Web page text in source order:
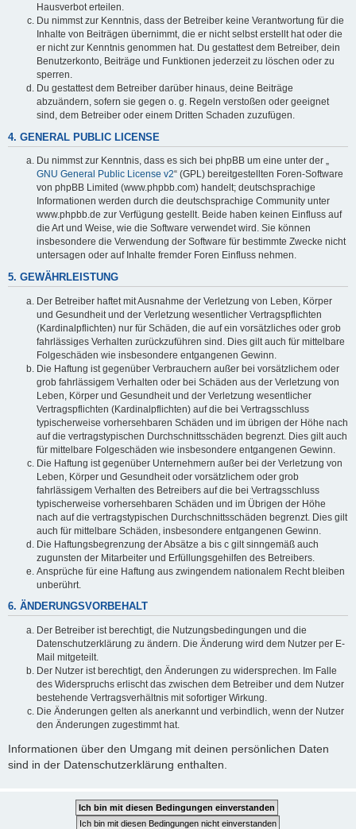
Hausverbot erteilen.
Du nimmst zur Kenntnis, dass der Betreiber keine Verantwortung für die
Inhalte von Beiträgen übernimmt, die er nicht selbst erstellt hat oder die
er nicht zur Kenntnis genommen hat. Du gestattest dem Betreiber, dein
Benutzerkonto, Beiträge und Funktionen jederzeit zu löschen oder zu
sperren.
Du gestattest dem Betreiber darüber hinaus, deine Beiträge
abzuändern, sofern sie gegen o. g. Regeln verstoßen oder geeignet
sind, dem Betreiber oder einem Dritten Schaden zuzufügen.
4. GENERAL PUBLIC LICENSE
Du nimmst zur Kenntnis, dass es sich bei phpBB um eine unter der „
GNU General Public License v2“ (GPL) bereitgestellten Foren-Software
von phpBB Limited (www.phpbb.com) handelt; deutschsprachige
Informationen werden durch die deutschsprachige Community unter
www.phpbb.de zur Verfügung gestellt. Beide haben keinen Einfluss auf
die Art und Weise, wie die Software verwendet wird. Sie können
insbesondere die Verwendung der Software für bestimmte Zwecke nicht
untersagen oder auf Inhalte fremder Foren Einfluss nehmen.
5. GEWÄHRLEISTUNG
Der Betreiber haftet mit Ausnahme der Verletzung von Leben, Körper
und Gesundheit und der Verletzung wesentlicher Vertragspflichten
(Kardinalpflichten) nur für Schäden, die auf ein vorsätzliches oder grob
fahrlässiges Verhalten zurückzuführen sind. Dies gilt auch für mittelbare
Folgeschäden wie insbesondere entgangenen Gewinn.
Die Haftung ist gegenüber Verbrauchern außer bei vorsätzlichem oder
grob fahrlässigem Verhalten oder bei Schäden aus der Verletzung von
Leben, Körper und Gesundheit und der Verletzung wesentlicher
Vertragspflichten (Kardinalpflichten) auf die bei Vertragsschluss
typischerweise vorhersehbaren Schäden und im übrigen der Höhe nach
auf die vertragstypischen Durchschnittsschäden begrenzt. Dies gilt auch
für mittelbare Folgeschäden wie insbesondere entgangenen Gewinn.
Die Haftung ist gegenüber Unternehmern außer bei der Verletzung von
Leben, Körper und Gesundheit oder vorsätzlichem oder grob
fahrlässigem Verhalten des Betreibers auf die bei Vertragsschluss
typischerweise vorhersehbaren Schäden und im Übrigen der Höhe
nach auf die vertragstypischen Durchschnittsschäden begrenzt. Dies gilt
auch für mittelbare Schäden, insbesondere entgangenen Gewinn.
Die Haftungsbegrenzung der Absätze a bis c gilt sinngemäß auch
zugunsten der Mitarbeiter und Erfüllungsgehilfen des Betreibers.
Ansprüche für eine Haftung aus zwingendem nationalem Recht bleiben
unberührt.
6. ÄNDERUNGSVORBEHALT
Der Betreiber ist berechtigt, die Nutzungsbedingungen und die
Datenschutzerklärung zu ändern. Die Änderung wird dem Nutzer per E-
Mail mitgeteilt.
Der Nutzer ist berechtigt, den Änderungen zu widersprechen. Im Falle
des Widerspruchs erlischt das zwischen dem Betreiber und dem Nutzer
bestehende Vertragsverhältnis mit sofortiger Wirkung.
Die Änderungen gelten als anerkannt und verbindlich, wenn der Nutzer
den Änderungen zugestimmt hat.
Informationen über den Umgang mit deinen persönlichen Daten
sind in der Datenschutzerklärung enthalten.